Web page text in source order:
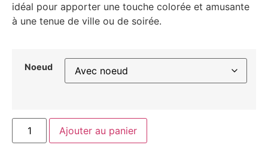
idéal pour apporter une touche colorée et amusante
à une tenue de ville ou de soirée.
Noeud
Ajouter au panier